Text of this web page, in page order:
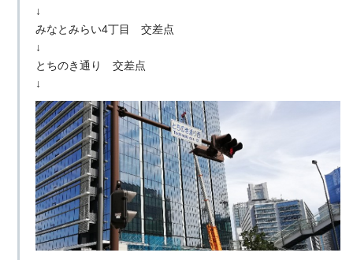
↓
みなとみらい4丁目 交差点
↓
とちのき通り 交差点
↓